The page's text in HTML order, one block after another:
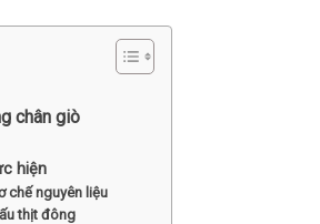
chân giò
hiện
chế nguyên liệu
thịt đông